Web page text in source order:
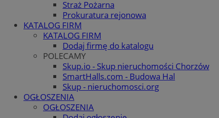
Straż Pożarna
Prokuratura rejonowa
KATALOG FIRM
KATALOG FIRM
Dodaj firmę do katalogu
POLECAMY
Skup.io - Skup nieruchomości Chorzów
SmartHalls.com - Budowa Hal
Skup - nieruchomosci.org
OGŁOSZENIA
OGŁOSZENIA